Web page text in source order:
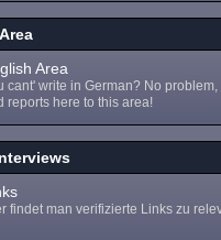
Area
cant' write in German? No
reports here to this area!
findet man verifizierte Links zu